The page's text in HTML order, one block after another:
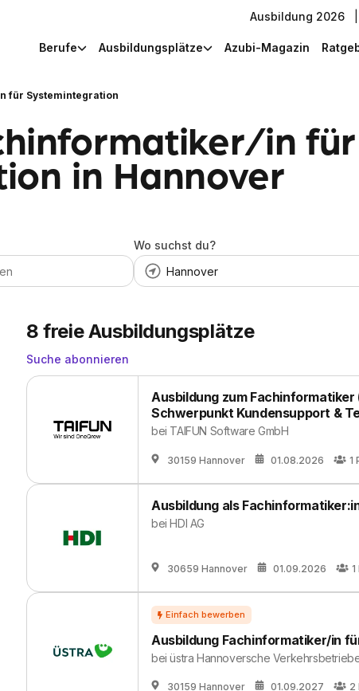
Ausbildung 2026
Berufe Ausbildungsplätze Azubi-Magazin
für Systemintegration
in für
in Hannover
Wo suchst du?
8 freie Ausbildungsplätze
Suche abonnieren
Ausbildung zum
Schwerpunkt Kundensupport &
bei TAIFUN Software GmbH
30159 Hannover 01.08.2026 1
Ausbildung als
beiHDI AG
30659 Hannover 01.09.2026 1
Ausbildung Fachinformatiker/in
beiüstra Hannoversche
30159 Hannover 01.09.2027 2